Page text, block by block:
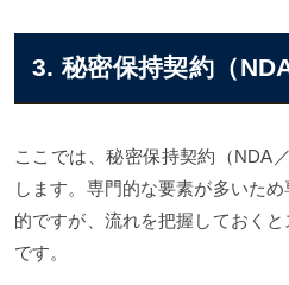
3. 秘密保持契約（
ここでは、秘密保持契約（NDA
します。専門的な要素が多いた
的ですが、流れを把握しておく
です。